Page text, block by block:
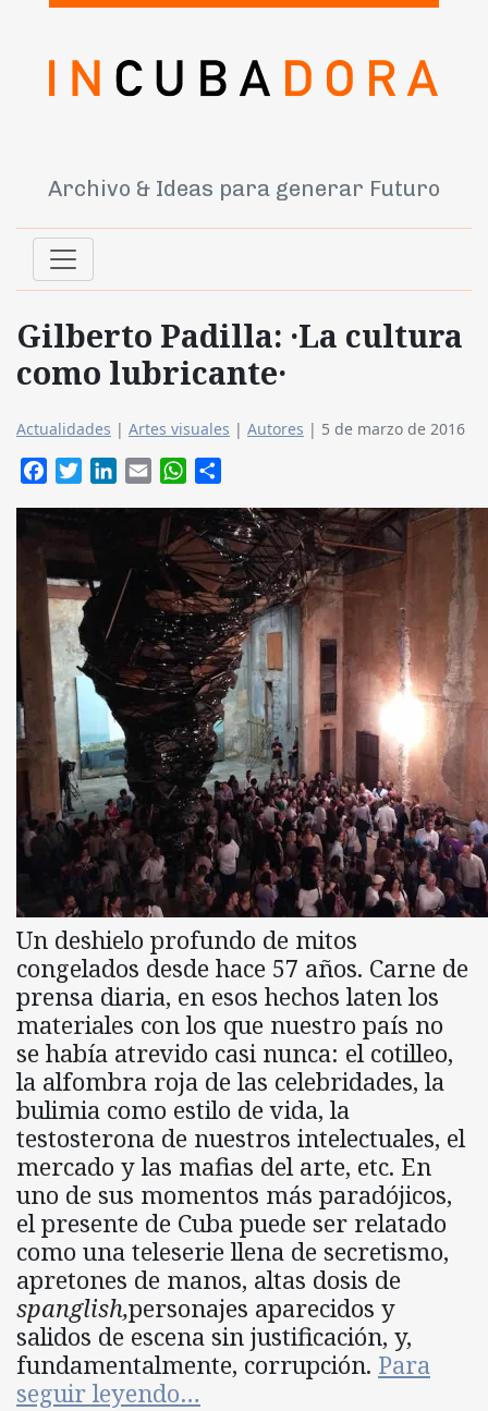
Archivo & Ideas para generar Futuro
Gilberto Padilla: ·La cultura
como lubricante·
Actualidades | Artes visuales | Autores | 5 de marzo de 2016
FacebookTwitterLinkedIn
Email WhatsApp
Un deshielo profundo de mitos
congelados desde hace 57 años. Carne de
prensa diaria, en esos hechos laten los
materiales con los que nuestro país no
se había atrevido casi nunca: el cotilleo,
la alfombra roja de las celebridades, la
bulimia como estilo de vida, la
testosterona de nuestros intelectuales, el
mercado y las mafias del arte, etc. En
uno de sus momentos más paradójicos,
el presente de Cuba puede ser relatado
como una teleserie llena de secretismo,
apretones de manos, altas dosis de
spanglish,personajes aparecidos y
salidos de escena sin justificación, y,
fundamentalmente, corrupción. Para
seguir leyendo…